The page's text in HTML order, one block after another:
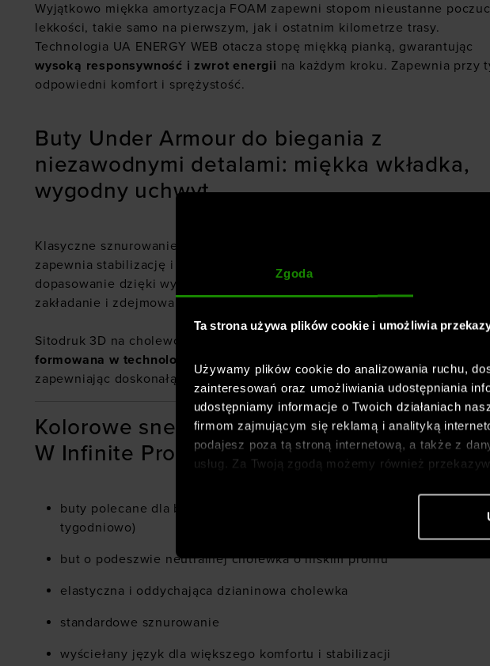
Zgoda
Ta strona używa plików cookie i umożliwia
Używamy plików cookie do analizowania ruchu,
zainteresowań oraz umożliwiania udostępniania
udostępniamy informacje o Twoich działaniach
firmom zajmującym się reklamą i analityką
podajesz poza tą stroną internetową, a także z
usług. Za Twoją zgodą możemy również
społecznościowych). Szczegółowe informacje
Wyjątkowo miękka amortyzacja FOAM zapewni stopom nieustanne
lekkości, takie samo na pierwszym, jak i ostatnim kilometrze trasy.
Technologia UA ENERGY WEB otacza stopę miękką pianką, gwarantując
wysoką responsywność i zwrot energii na każdym kroku. Zapewnia przy
odpowiedni komfort i sprężystość.
Buty Under Armour do biegania z
niezawodnymi detalami: miękka wkładka,
wygodny uchwyt
Klasyczne sznurowanie. Specjalnie zaprojektowany, wyściełany język
zapewnia stabilizację i zmniejsza nacisk na śródstopie. Doskonała wygoda i
dopasowanie dzięki wyściełanemu kołnierzowi. Uchwyt na pięcie ułatwia
zakładanie i zdejmowanie. Wzmocniony nosek.
Sitodruk 3D na cholewce zapewnia dodatkową trwałość i ochronę. Wkładka
formowana w technologii 3D
dopasowuje się do stopy, eliminując poślizg i
zapewniając doskonałą amortyzację, wsparcie oraz komfort.
Kolorowe sneakersy sportowe dla kobiety
W Infinite Pro - szczegółowe cechy:
buty polecane dla biegaczy zaawansowanych (powyżej 40 km
tygodniowo)
but o podeszwie neutralnej cholewka o niskim profilu
elastyczna i oddychająca dzianinowa cholewka
standardowe sznurowanie
wyściełany język dla większego komfortu i stabilizacji